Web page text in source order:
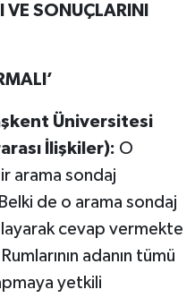
SONUÇLARINI
Üniversitesi
İlişkiler): O
arama sondaj
de o arama sondaj
cevap vermekte
adanın tümü
yetkili